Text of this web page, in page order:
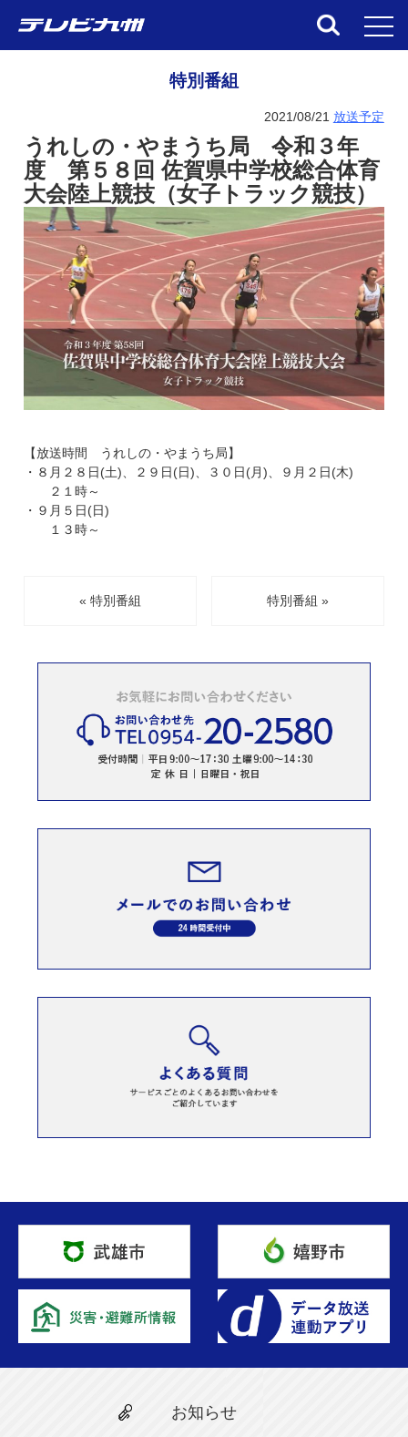
特別番組
2021/08/21 放送予定
うれしの・やまうち局 令和３年
度 第５８回 佐賀県中学校総合体育
大会陸上競技（女子トラック競技）
【放送時間 うれしの・やまうち局】
・８月２８日(土)、２９日(日)、３０日(月)、９月２日(木)
２１時～
・９月５日(日)
１３時～
« 特別番組 特別番組 »
お知らせ